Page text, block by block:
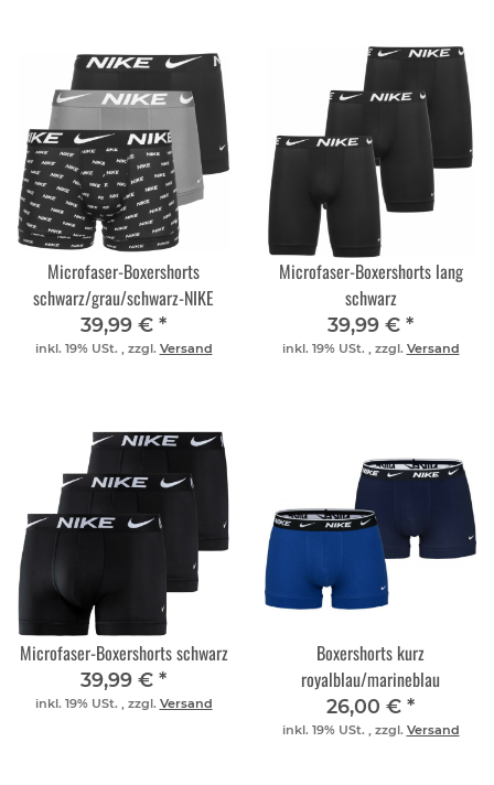
Microfaser-Boxershorts
schwarz/grau/schwarz-NIKE
39,99 € *
inkl. 19% USt. , zzgl. Versand
Microfaser-Boxershorts lang
schwarz
39,99 € *
inkl. 19% USt. , zzgl. Versand
Microfaser-Boxershorts schwarz
39,99 € *
inkl. 19% USt. , zzgl. Versand
Boxershorts kurz
royalblau/marineblau
26,00 € *
inkl. 19% USt. , zzgl. Versand